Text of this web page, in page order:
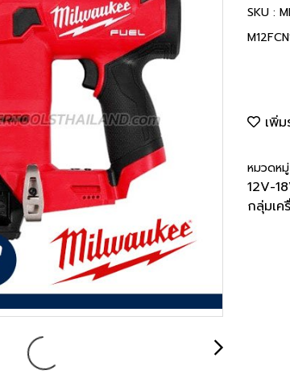
SKU :
เพิ่
หมวดห
12V-
กลุ่มเค